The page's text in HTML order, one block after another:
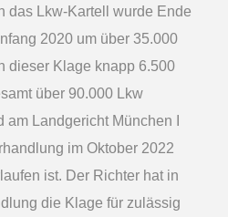
das Lkw-Kartell wurde Ende
2020 um über 35.000
dieser Klage knapp 6.500
über 90.000 Lkw
Landgericht München I
im Oktober 2022
ist. Der Richter hat in
die Klage für zulässig